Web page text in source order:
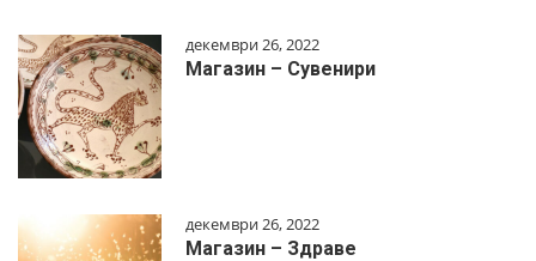
декември 26, 2022
Магазин – Сувенири
декември 26, 2022
Магазин – Здраве